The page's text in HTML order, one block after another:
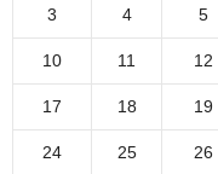
3 4 5
10 11 12
17 18 19
24 25 26